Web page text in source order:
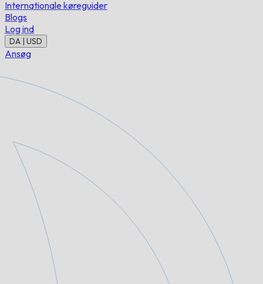
Internationale køreguider
Blogs
Log ind
DA | USD
Ansøg